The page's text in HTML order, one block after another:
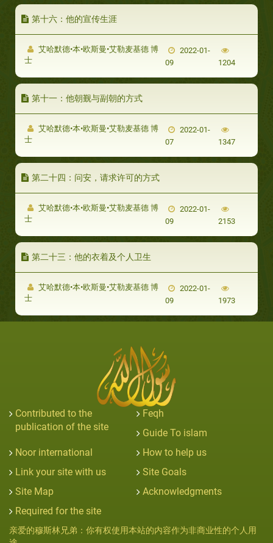
第十六：他的宣传生涯
艾哈默德•本•欧斯曼•艾勒麦基德 博
士
2022-01-
09
1204
第十一：他朝觐与副朝的方式
艾哈默德•本•欧斯曼•艾勒麦基德 博
士
2022-01-
07
1347
第二十四：问安，请求许可的方式
艾哈默德•本•欧斯曼•艾勒麦基德 博
士
2022-01-
09
2153
第二十三：他的衣着及个人卫生
艾哈默德•本•欧斯曼•艾勒麦基德 博
士
2022-01-
09
1973
Contributed to the
publication of the site
Feqh
Guide To islam
Noor international
How to help us
Link your site with us
Site Goals
Site Map
Acknowledgments
Required for the site
亲爱的穆斯林兄弟：你有权使用本站的内容作为非商业性的个人用